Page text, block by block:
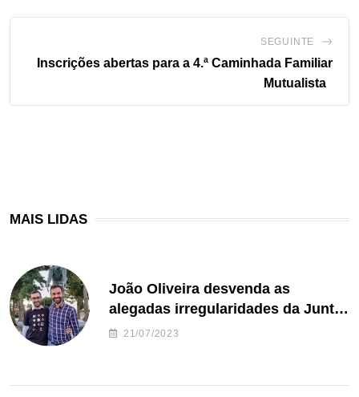
SEGUINTE
Inscrições abertas para a 4.ª Caminhada Familiar
Mutualista
MAIS LIDAS
João Oliveira desvenda as
alegadas irregularidades da Junta
de Freguesia S. João de Ver
21/07/2023